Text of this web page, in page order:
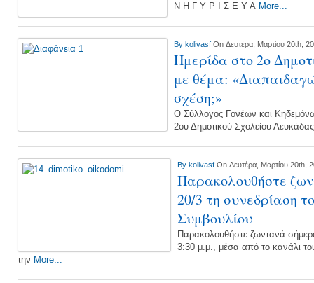
Ν Η Γ Υ Ρ Ι Σ Ε Υ Α More...
By kolivasf On Δευτέρα, Μαρτίου 20th,
Ημερίδα στο 2ο
με θέμα:
σχέση;»
Ο Σύλλογος Γονέων και
2ου Δημοτικού Σχολείου
By kolivasf On Δευτέρα, Μαρτίου 20th,
Παρακολουθήστε
20/3 τη συνεδρίαση
Συμβουλίου
Παρακολουθήστε ζωντανά
3:30 μ.μ., μέσα από το κανάλι
την More...